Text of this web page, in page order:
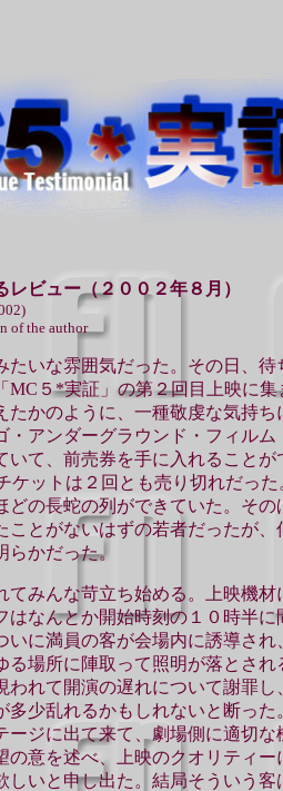
ビュー（２００２年８月）
of the author
たいな雰囲気だった。その日、待
MC５*実証」の第２回目上映に
たかのように、一種敬虔な気持ち
・アンダーグラウンド・フィルム
いて、前売券を手に入れることが
ケットは２回とも売り切れだっ
どの長蛇の列ができていた。その
ことがないはずの若者だったが、
かだった。
てみんな苛立ち始める。上映機材
はなんとか開始時刻の１０時半に
いに満員の客が会場内に誘導され
る場所に陣取って照明が落とされ
われて開演の遅れについて謝罪し
多少乱れるかもしれないと断った
ージに出て来て、劇場側に適切
の意を述べ、上映のクオリティー
しいと申し出た。結局そういう客